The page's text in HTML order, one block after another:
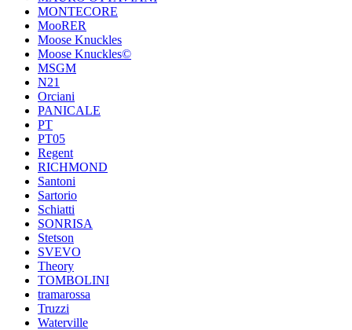
MONTECORE
MooRER
Moose Knuckles
Moose Knuckles©️
MSGM
N21
Orciani
PANICALE
PT
PT05
Regent
RICHMOND
Santoni
Sartorio
Schiatti
SONRISA
Stetson
SVEVO
Theory
TOMBOLINI
tramarossa
Truzzi
Waterville